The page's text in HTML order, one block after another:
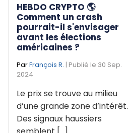
HEBDO CRYPTO 🌎
Comment un crash
pourrait-il s'envisager
avant les élections
américaines ?
ParFrançois R. | Publié le 30 Sep.
2024
Le prix se trouve au milieu
d’une grande zone d’intérêt.
Des signaux haussiers